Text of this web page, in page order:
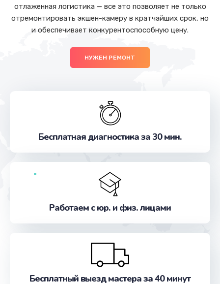
отлаженная логистика — все это позволяет не только
отремонтировать экшен-камеру в кратчайших срок, но
и обеспечивает конкурентоспособную цену.
НУЖЕН РЕМОНТ
Бесплатная диагностика за 30 мин.
Работаем с юр. и физ. лицами
Бесплатный выезд мастера за 40 минут